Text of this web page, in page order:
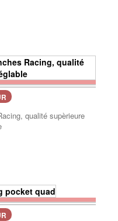
qualité supèrieure